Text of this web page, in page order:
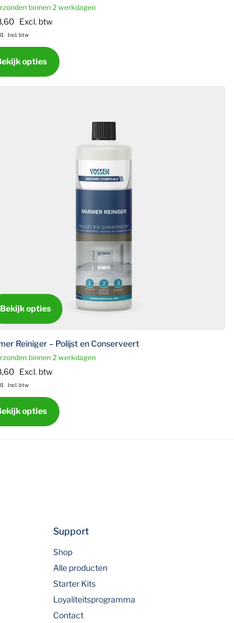
binnen 2 werkdagen
Excl. btw
Incl. btw
opties
Bekijk opties
Reiniger – Polijst en Conserveert
binnen 2 werkdagen
Excl. btw
Incl. btw
opties
Support
Shop
Alle producten
Starter Kits
Loyaliteitsprogramma
Contact